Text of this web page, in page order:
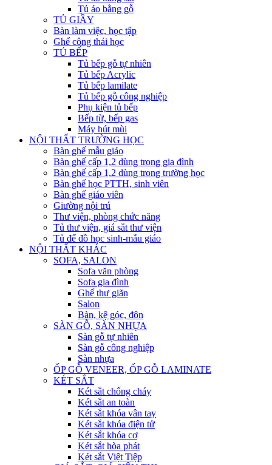
Tủ áo bằng gỗ
TỦ GIẦY
Bàn làm việc, học tập
Ghế công thái học
TỦ BẾP
Tủ bếp gỗ tự nhiên
Tủ bếp Acrylic
Tủ bếp lamilate
Tủ bếp gỗ công nghiệp
Phụ kiện tủ bếp
Bếp từ, bếp gas
Máy hút mùi
NỘI THẤT TRƯỜNG HỌC
Bàn ghế mẫu giáo
Bàn ghế cấp 1,2 dùng trong gia đình
Bàn ghế cấp 1,2 dùng trong trường học
Bàn ghế học PTTH, sinh viên
Bàn ghế giáo viên
Giường nội trú
Thư viện, phòng chức năng
Tủ thư viện, giá sắt thư viện
Tủ để đồ học sinh-mẫu giáo
NỘI THẤT KHÁC
SOFA, SALON
Sofa văn phòng
Sofa gia đình
Ghế thư giãn
Salon
Bàn, kệ góc, đôn
SÀN GỖ, SÀN NHỰA
Sàn gỗ tự nhiên
Sàn gỗ công nghiệp
Sàn nhựa
ỐP GỖ VENEER, ỐP GỖ LAMINATE
KÉT SẮT
Két sắt chống cháy
Két sắt an toàn
Két sắt khóa vân tay
Két sắt khóa điện tử
Két sắt khóa cơ
Két sắt hòa phát
Két sắt Việt Tiệp